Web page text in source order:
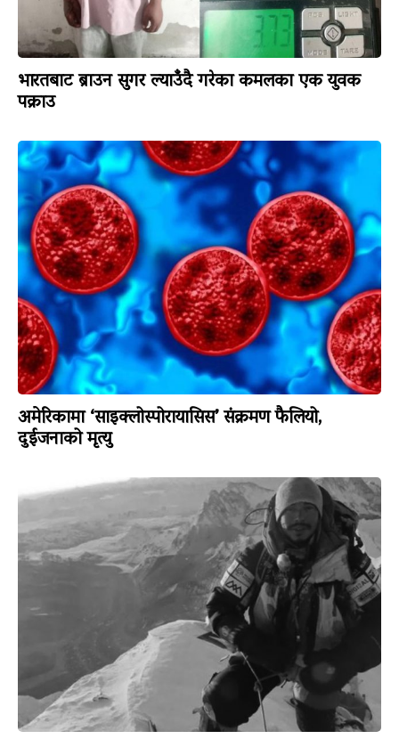
भारतबाट ब्राउन सुगर ल्याउँदै गरेका कमलका एक युवक
पक्राउ
अमेरिकामा ‘साइक्लोस्पोरायासिस’ संक्रमण फैलियो,
दुईजनाको मृत्यु